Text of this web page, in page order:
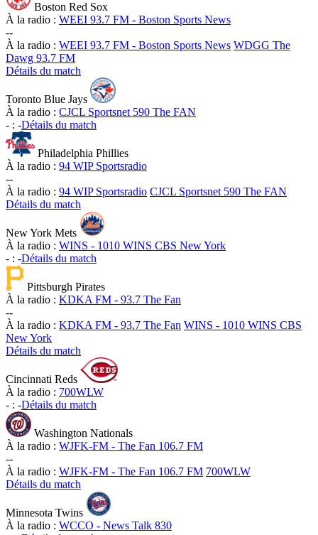
Boston Red Sox
À la radio : WEEI 93.7 FM - Boston Sports News
--
À la radio : WEEI 93.7 FM - Boston Sports News WDGG The
Dawg 93.7 FM
Détails du match
Toronto Blue Jays
À la radio : CJCL Sportsnet 590 The FAN
- : -Détails du match
Philadelphia Phillies
À la radio : 94 WIP Sportsradio
--
À la radio : 94 WIP Sportsradio CJCL Sportsnet 590 The FAN
Détails du match
New York Mets
À la radio : WINS - 1010 WINS CBS New York
- : -Détails du match
Pittsburgh Pirates
À la radio : KDKA FM - 93.7 The Fan
--
À la radio : KDKA FM - 93.7 The Fan WINS - 1010 WINS CBS
New York
Détails du match
Cincinnati Reds
À la radio : 700WLW
- : -Détails du match
Washington Nationals
À la radio : WJFK-FM - The Fan 106.7 FM
--
À la radio : WJFK-FM - The Fan 106.7 FM 700WLW
Détails du match
Minnesota Twins
À la radio : WCCO - News Talk 830